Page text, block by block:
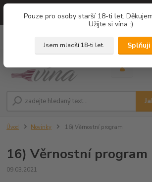
===
Pouze pro osoby starší 18-ti let.
Užijte si vína :)
Jsem mladší 18-ti let. Splňuji
Úvod Novinky 16) Věrnostní program
16) Věrnostní program
09.03.2021